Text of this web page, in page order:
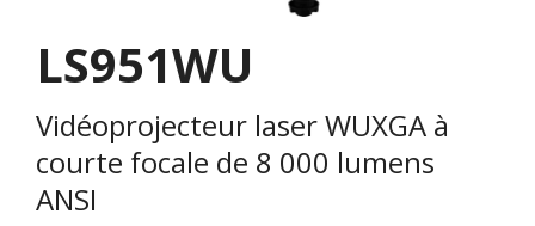
LS951WU
Vidéoprojecteur laser WUXGA à
courte focale de 8 000 lumens
ANSI